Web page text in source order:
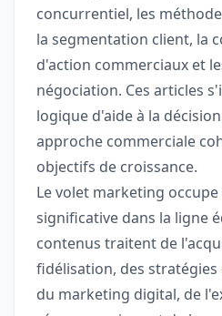
concurrentiel, les
la segmentation client, la
d'action commerciaux et
négociation. Ces articles
logique d'aide à la
approche commerciale
objectifs de croissance.
Le volet marketing
significative dans la ligne
contenus traitent de
fidélisation, des
du marketing digital, de